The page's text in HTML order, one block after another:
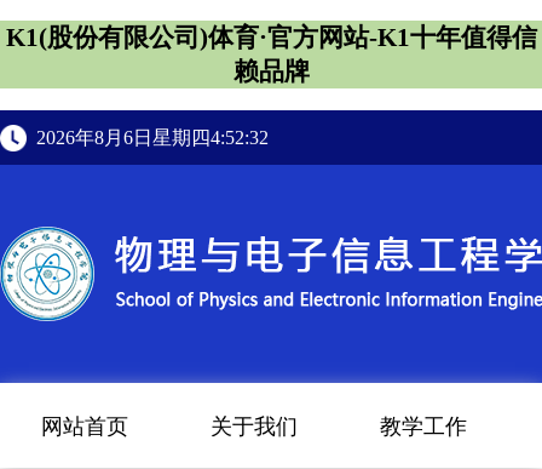
K1(股份有限公司)体育·官方网站-K1十年值得信
赖品牌
2026年8月6日星期四4:52:33
网站首页 关于我们 教学工作